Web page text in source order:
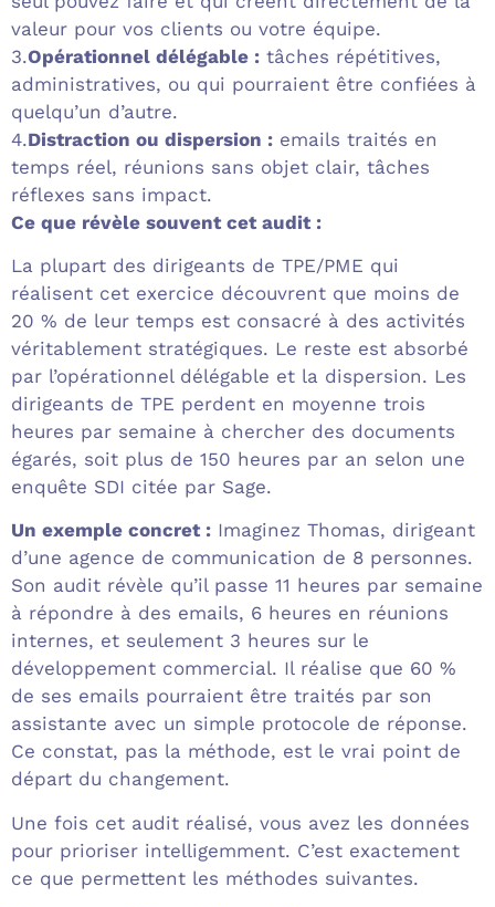
valeur pour vos clients ou votre équipe.
3.Opérationnel délégable : tâches répétitives,
administratives, ou qui pourraient être confiées à
quelqu’un d’autre.
4.Distraction ou dispersion : emails traités en
temps réel, réunions sans objet clair, tâches
réflexes sans impact.
Ce que révèle souvent cet audit :
La plupart des dirigeants de TPE/PME qui
réalisent cet exercice découvrent que moins de
20 % de leur temps est consacré à des activités
véritablement stratégiques. Le reste est absorbé
par l’opérationnel délégable et la dispersion. Les
dirigeants de TPE perdent en moyenne trois
heures par semaine à chercher des documents
égarés, soit plus de 150 heures par an selon une
enquête SDI citée par Sage.
Un exemple concret : Imaginez Thomas, dirigeant
d’une agence de communication de 8 personnes.
Son audit révèle qu’il passe 11 heures par semaine
à répondre à des emails, 6 heures en réunions
internes, et seulement 3 heures sur le
développement commercial. Il réalise que 60 %
de ses emails pourraient être traités par son
assistante avec un simple protocole de réponse.
Ce constat, pas la méthode, est le vrai point de
départ du changement.
Une fois cet audit réalisé, vous avez les données
pour prioriser intelligemment. C’est exactement
ce que permettent les méthodes suivantes.